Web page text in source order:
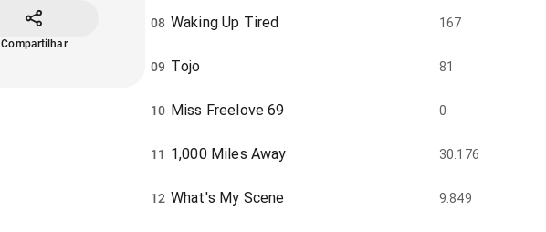
Compartilhar
08 Waking Up Tired 167
09 Tojo 81
10 Miss Freelove 69 0
11 1,000 Miles Away 30.176
12 What's My Scene 9.849